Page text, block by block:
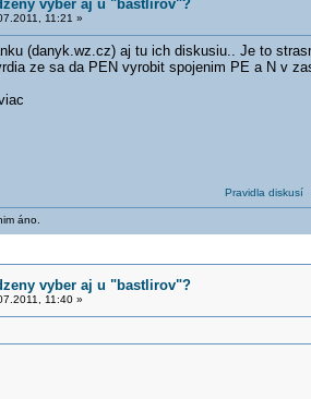
vyber aj u "bastlirov"?
11:21 »
(danyk.wz.cz) aj tu ich diskusiu.. Je to
ze sa da PEN vyrobit spojenim PE a N v
Pravidla diskusí
áno.
vyber aj u "bastlirov"?
11:40 »